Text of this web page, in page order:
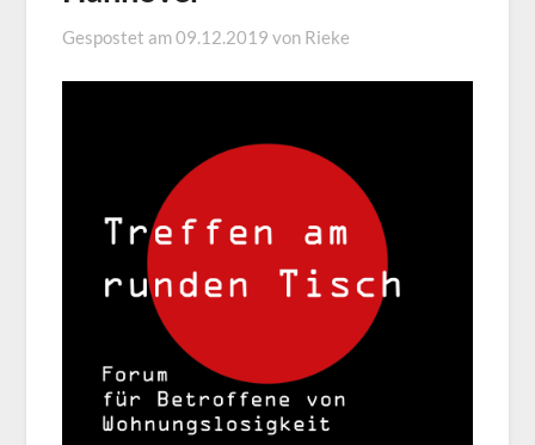
Gespostet am09.12.2019 von Rieke